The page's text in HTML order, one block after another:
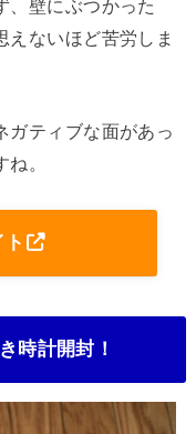
、壁にぶつかった
えないほど苦労しま
ガティブな面があっ
。
時計開封！